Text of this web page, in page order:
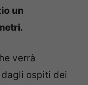
un
verrà
ospiti dei